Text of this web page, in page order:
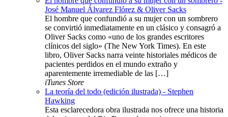
José Manuel Álvarez Flórez & Oliver Sacks
El hombre que confundió a su mujer con un sombrero
se convirtió inmediatamente en un clásico y consagró a
Oliver Sacks como «uno de los grandes escritores
clínicos del siglo» (The New York Times). En este
libro, Oliver Sacks narra veinte historiales médicos de
pacientes perdidos en el mundo extraño y
aparentemente irremediable de las […]
iTunes Store
La teoría del todo (edición ilustrada) - Stephen
Hawking
Esta esclarecedora obra ilustrada nos ofrece una historia